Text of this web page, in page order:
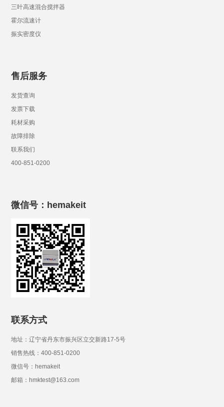
三叶高速混合搅拌器
霍尔流速计
振实密度仪
售后服务
发货查询
发票下载
耗材采购
故障排除
联系我们
400-851-0200
微信号：hemakeit
联系方式
地址：辽宁省丹东市振兴区立交新路17-5号
销售热线：400-851-0200
微信号：hemakeit
邮箱：hmktest@163.com